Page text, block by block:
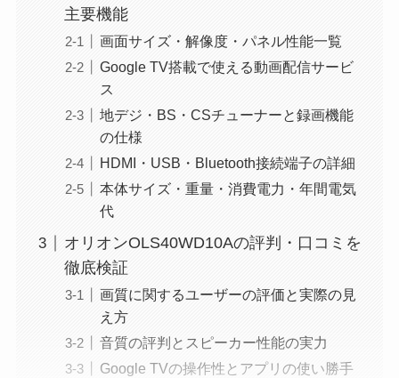
主要機能
画面サイズ・解像度・パネル性能一覧
Google TV搭載で使える動画配信サービ
ス
地デジ・BS・CSチューナーと録画機能
の仕様
HDMI・USB・Bluetooth接続端子の詳細
本体サイズ・重量・消費電力・年間電気
代
オリオンOLS40WD10Aの評判・口コミを
徹底検証
画質に関するユーザーの評価と実際の見
え方
音質の評判とスピーカー性能の実力
Google TVの操作性とアプリの使い勝手